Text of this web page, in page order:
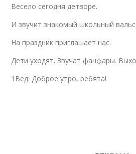
Весело сегодня детворе.
И звучит знакомый школьный
На праздник приглашает нас.
Дети уходят. Звучат фанфары.
1Вед: Доброе утро, ребята!